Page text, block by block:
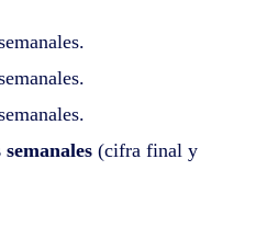
(cifra final y